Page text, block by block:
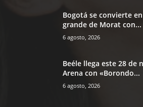
Bogotá se convierte
grande de Morat con...
6 agosto, 2026
Beéle llega este 28 de
Arena con «Borondo...
6 agosto, 2026